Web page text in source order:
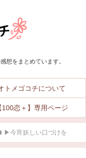
想をまとめています。
トメゴコチについて
100恋＋】専用ページ
▶︎今宵妖しい口づけを